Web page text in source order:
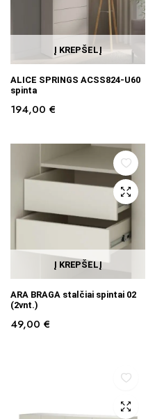
Į KREPŠELĮ
ALICE SPRINGS ACSS824-U60
spinta
194,00 €
Į KREPŠELĮ
ARA BRAGA stalčiai spintai 02
(2vnt.)
49,00 €